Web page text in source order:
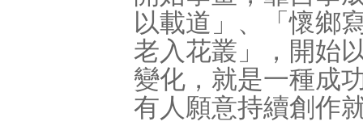
以載道」、「懷鄉
老入花叢」，開始
變化，就是一種成
有人願意持續創作